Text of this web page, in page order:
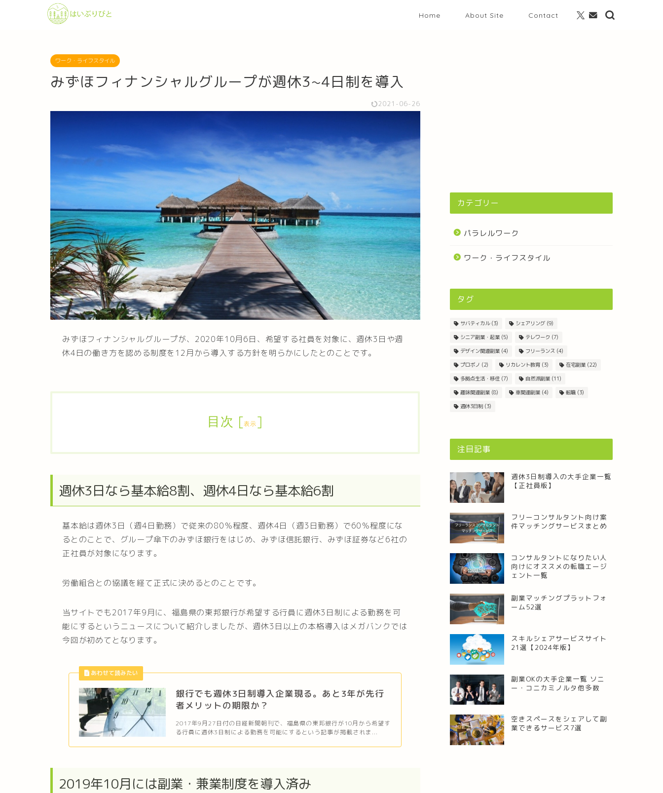
Home About Site Contact
ワーク・ライフスタイル
みずほフィナンシャルグループが週休3~4日制を導入
2021-06-26
みずほフィナンシャルグループが、2020年10月6日、希望する社員を対象に、週休3日や週
休4日の働き方を認める制度を12月から導入する方針を明らかにしたとのことです。
目次 [表示 ]
週休3日なら基本給8割、週休4日なら基本給6割
基本給は週休3日（週4日勤務）で従来の80％程度、週休4日（週3日勤務）で60％程度にな
るとのことで、グループ傘下のみずほ銀行をはじめ、みずほ信託銀行、みずほ証券など6社の
正社員が対象になります。
労働組合との協議を経て正式に決めるとのことです。
当サイトでも2017年9月に、福島県の東邦銀行が希望する行員に週休3日制による勤務を可
能にするというニュースについて紹介しましたが、週休3日以上の本格導入はメガバンクでは
今回が初めてとなります。
銀行でも週休3日制導入企業現る。あと3年が先行
者メリットの期限か？
2017年9月27日付の日経新聞朝刊で、福島県の東邦銀行が10月から希望す
る行員に週休3日制による勤務を可能にするという記事が掲載されま...
2019年10月には副業・兼業制度を導入済み
カテゴリー
パラレルワーク
ワーク・ライフスタイル
タグ
サバティカル(3) シェアリング(9)
シニア副業・起業(5) テレワーク (7)
デザイン関連副業(4) フリーランス (4)
プロボノ (2) リカレント教育(3) 在宅副業(22)
多拠点生活・移住(7) 自然派副業(11)
趣味関連副業(8) 車関連副業(4) 転職(3)
週休3日制(3)
注目記事
週休3日制導入の大手企業一覧
【正社員版】
フリーコンサルタント向け案
件マッチングサービスまとめ
コンサルタントになりたい人
向けにオススメの転職エージ
ェント一覧
副業マッチングプラットフォ
ーム52選
スキルシェアサービスサイト
21選【2024年版】
副業OKの大手企業一覧 ソニ
ー・コニカミノルタ他多数
空きスペースをシェアして副
業できるサービス7選